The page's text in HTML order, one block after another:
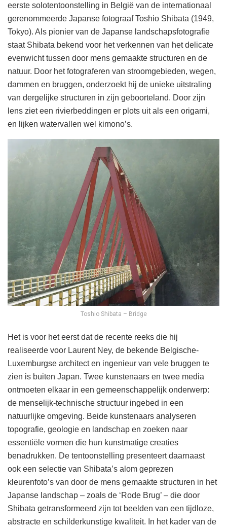
eerste solotentoonstelling in België van de internationaal
gerenommeerde Japanse fotograaf Toshio Shibata (1949,
Tokyo). Als pionier van de Japanse landschapsfotografie
staat Shibata bekend voor het verkennen van het delicate
evenwicht tussen door mens gemaakte structuren en de
natuur. Door het fotograferen van stroomgebieden, wegen,
dammen en bruggen, onderzoekt hij de unieke uitstraling
van dergelijke structuren in zijn geboorteland. Door zijn
lens ziet een rivierbeddingen er plots uit als een origami,
en lijken watervallen wel kimono’s.
Toshio Shibata – Bridge
Het is voor het eerst dat de recente reeks die hij
realiseerde voor Laurent Ney, de bekende Belgische-
Luxemburgse architect en ingenieur van vele bruggen te
zien is buiten Japan. Twee kunstenaars en twee media
ontmoeten elkaar in een gemeenschappelijk onderwerp:
de menselijk-technische structuur ingebed in een
natuurlijke omgeving. Beide kunstenaars analyseren
topografie, geologie en landschap en zoeken naar
essentiële vormen die hun kunstmatige creaties
benadrukken. De tentoonstelling presenteert daarnaast
ook een selectie van Shibata’s alom geprezen
kleurenfoto’s van door de mens gemaakte structuren in het
Japanse landschap – zoals de ‘Rode Brug’ – die door
Shibata getransformeerd zijn tot beelden van een tijdloze,
abstracte en schilderkunstige kwaliteit. In het kader van de